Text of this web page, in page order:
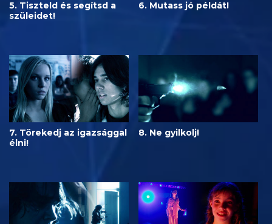
5. Tiszteld és segítsd a
szüleidet!
6. Mutass jó példát!
7. Törekedj az igazsággal
élni!
8. Ne gyilkolj!